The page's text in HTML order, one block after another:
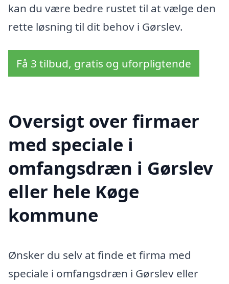
kan du være bedre rustet til at vælge den
rette løsning til dit behov i Gørslev.
Få 3 tilbud, gratis og uforpligtende
Oversigt over firmaer
med speciale i
omfangsdræn i Gørslev
eller hele Køge
kommune
Ønsker du selv at finde et firma med
speciale i omfangsdræn i Gørslev eller